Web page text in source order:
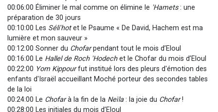
00:06:00 Éliminer le mal comme on élimine le 'Hamets: une
préparation de 30 jours
00:10:00 Les Séli'hotet le Psaume « De David, Hachem est ma
lumière et mon sauveur »
00:12:00 Sonner du Chofarpendant tout le mois d’Eloul
00:16:00 Le Hallel de Roch 'Hodechet le Chofar du mois d’Eloul
00:22:00 Yom Kippourfut institué lors des pleurs d'émotion des
enfants d'Israël accueillant Moché porteur des secondes tables
de la loi
00:24:00 Le Chofarà la fin de la Neïla: la joie du Chofar!
00:28:00 Les initiales du mois d’Eloul